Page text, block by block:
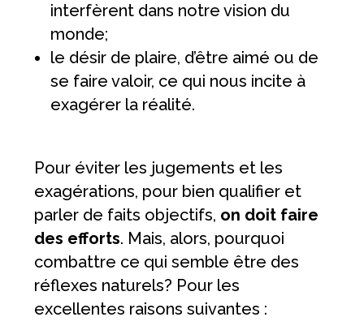
interfèrent dans notre vision du
monde;
le désir de plaire, d’être aimé ou de
se faire valoir, ce qui nous incite à
exagérer la réalité.
Pour éviter les jugements et les
exagérations, pour bien qualifier et
parler de faits objectifs, on doit faire
des efforts. Mais, alors, pourquoi
combattre ce qui semble être des
réflexes naturels? Pour les
excellentes raisons suivantes :